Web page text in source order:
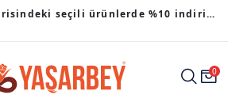
seçili ürünlerde %10 indirim
0